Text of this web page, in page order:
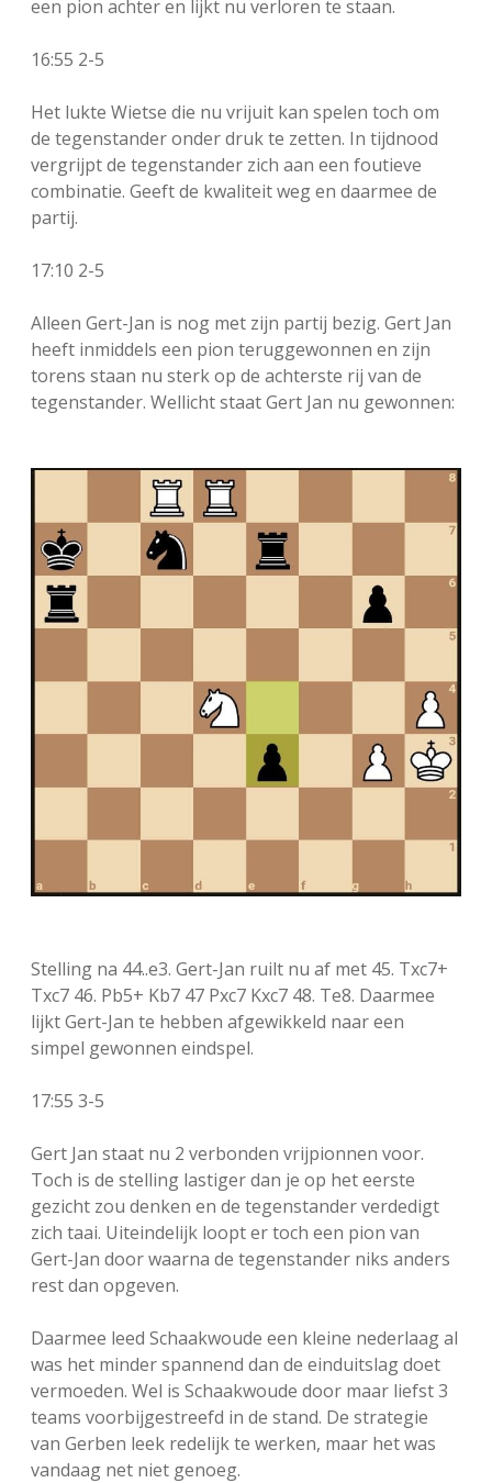
een pion achter en lijkt nu verloren te staan.
16:55 2-5
Het lukte Wietse die nu vrijuit kan spelen toch om
de tegenstander onder druk te zetten. In tijdnood
vergrijpt de tegenstander zich aan een foutieve
combinatie. Geeft de kwaliteit weg en daarmee de
partij.
17:10 2-5
Alleen Gert-Jan is nog met zijn partij bezig. Gert Jan
heeft inmiddels een pion teruggewonnen en zijn
torens staan nu sterk op de achterste rij van de
tegenstander. Wellicht staat Gert Jan nu gewonnen:
Stelling na 44..e3. Gert-Jan ruilt nu af met 45. Txc7+
Txc7 46. Pb5+ Kb7 47 Pxc7 Kxc7 48. Te8. Daarmee
lijkt Gert-Jan te hebben afgewikkeld naar een
simpel gewonnen eindspel.
17:55 3-5
Gert Jan staat nu 2 verbonden vrijpionnen voor.
Toch is de stelling lastiger dan je op het eerste
gezicht zou denken en de tegenstander verdedigt
zich taai. Uiteindelijk loopt er toch een pion van
Gert-Jan door waarna de tegenstander niks anders
rest dan opgeven.
Daarmee leed Schaakwoude een kleine nederlaag al
was het minder spannend dan de einduitslag doet
vermoeden. Wel is Schaakwoude door maar liefst 3
teams voorbijgestreefd in de stand. De strategie
van Gerben leek redelijk te werken, maar het was
vandaag net niet genoeg.